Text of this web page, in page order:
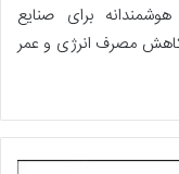
برای صنایع
کاهش مصرف انرژی و عمر